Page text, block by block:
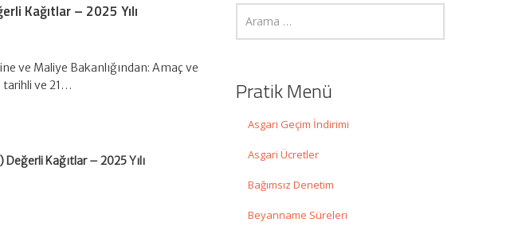
Kağıtlar – 2025 Yılı
ve Maliye Bakanlığından: Amaç ve
tarihli ve 21…
Kağıtlar – 2025 Yılı
Pratik Menü
Asgari Geçim İndirimi
Asgari Ücretler
Bağımsız Denetim
Beyanname Süreleri